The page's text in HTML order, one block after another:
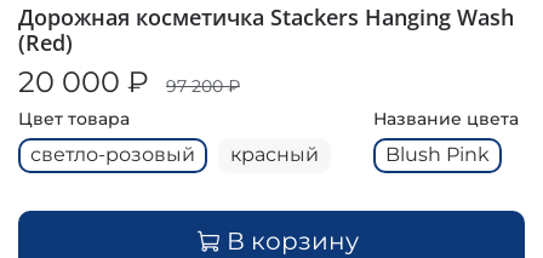
Дорожная косметичка Stackers Hanging Wash
(Red)
20 000 ₽
97 200 ₽
Цвет товара
светло-розовый красный
Название цвета
Blush Pink
В корзину